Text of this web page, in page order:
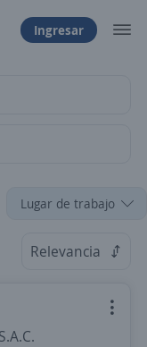
Ingresar
Lugar de trabajo
Relevancia